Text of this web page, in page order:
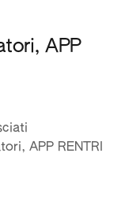
APP
APP RENTRI